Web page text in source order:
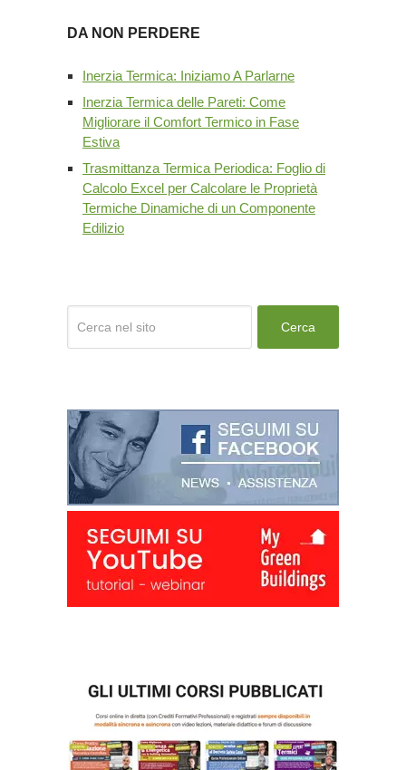
DA NON PERDERE
Inerzia Termica: Iniziamo A Parlarne
Inerzia Termica delle Pareti: Come
Migliorare il Comfort Termico in Fase
Estiva
Trasmittanza Termica Periodica: Foglio di
Calcolo Excel per Calcolare le Proprietà
Termiche Dinamiche di un Componente
Edilizio
Cerca